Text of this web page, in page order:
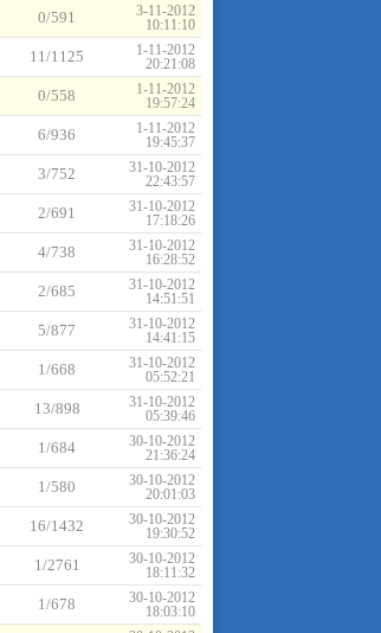
0/591
3-11-2012
10:11:10
11/1125
1-11-2012
20:21:08
0/558
1-11-2012
19:57:24
6/936
1-11-2012
19:45:37
3/752
31-10-2012
22:43:57
2/691
31-10-2012
17:18:26
4/738
31-10-2012
16:28:52
2/685
31-10-2012
14:51:51
5/877
31-10-2012
14:41:15
1/668
31-10-2012
05:52:21
13/898
31-10-2012
05:39:46
1/684
30-10-2012
21:36:24
1/580
30-10-2012
20:01:03
16/1432
30-10-2012
19:30:52
1/2761
30-10-2012
18:11:32
1/678
30-10-2012
18:03:10